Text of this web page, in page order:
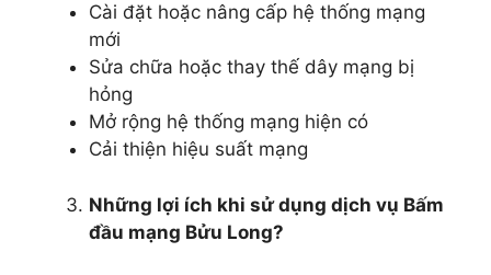
Cài đặt hoặc nâng cấp hệ thống mạng
mới
Sửa chữa hoặc thay thế dây mạng bị
hỏng
Mở rộng hệ thống mạng hiện có
Cải thiện hiệu suất mạng
Những lợi ích khi sử dụng dịch vụ Bấm
đầu mạng Bửu Long?